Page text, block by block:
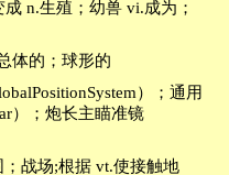
n.生殖；幼兽 vi.成为；
体的；球形的
）；通用
）；炮长主瞄准镜
战场;根据 vt.使接触地